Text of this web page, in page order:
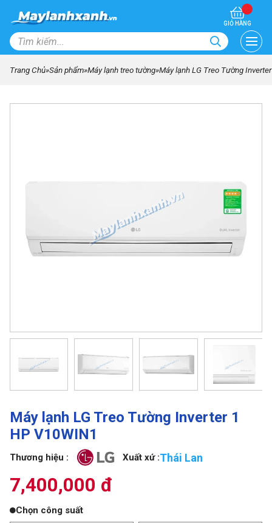
GIỎ HÀNG
Trang Chủ»Sản phẩm»Máy lạnh treo tường»Máy lạnh LG Treo Tường
Máy lạnh LG Treo Tường Inverter 1
HP V10WIN1
Thương hiệu : Xuất xứ :Thái Lan
7,400,000 đ
Chọn công suất